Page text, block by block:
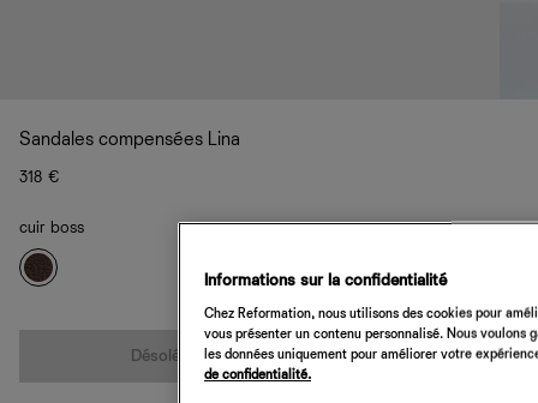
Sandales compensées Lina
318 €
cuir boss
Désolé, cet article n’est pas disponible
Informations sur la confidentialité
Chez Reformation, nous utilisons des cookies pour
vous présenter un contenu personnalisé. Nous
les données uniquement pour améliorer votre
de confidentialité.